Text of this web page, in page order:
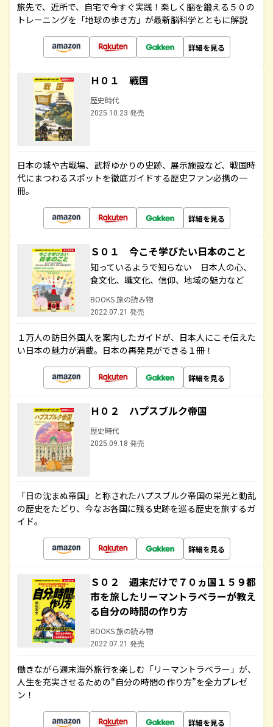
旅先で、近所で、自宅で今すぐ実践！楽しく脳を鍛える５０の
トレーニングを「地球の歩き方」が最新脳科学とともに解説
詳細を見る
Ｈ０１ 戦国
歴史時代
2025.10.23 発売
日本の城や古戦場、武将ゆかりの史跡、展示施設など、戦国時
代にまつわるスポットを徹底ガイドする歴史ファン必携の一
冊。
詳細を見る
Ｓ０１ 今こそ学びたい日本のこと
知っているようで知らない 日本人の心、
食文化、職文化、信仰、地域の魅力など
BOOKS 旅の読み物
2022.07.21 発売
１万人の訪日外国人を案内したガイドが、日本人にこそ伝えた
い日本の魅力が満載。日本の再発見ができる１冊！
詳細を見る
Ｈ０２ ハプスブルク帝国
歴史時代
2025.09.18 発売
「日の沈まぬ帝国」と称されたハプスブルク帝国の栄光と動乱
の歴史をたどり、今なお各国に残る史跡を巡る歴史を旅するガ
イド。
詳細を見る
Ｓ０２ 週末だけで７０ヵ国１５９都
市を旅したリーマントラベラーが教え
る自分の時間の作り方
BOOKS 旅の読み物
2022.07.21 発売
働きながら週末海外旅行を楽しむ「リーマントラベラー」が、
人生を充実させるための“自分の時間の作り方”を全力プレゼ
ン！
詳細を見る